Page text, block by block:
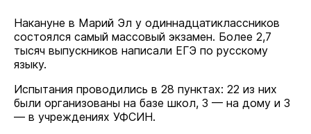
Накануне в Марий Эл у одиннадцатиклассников
состоялся самый массовый экзамен. Более 2,7
тысяч выпускников написали ЕГЭ по русскому
языку.
Испытания проводились в 28 пунктах: 22 из них
были организованы на базе школ, 3 — на дому и 3
— в учреждениях УФСИН.